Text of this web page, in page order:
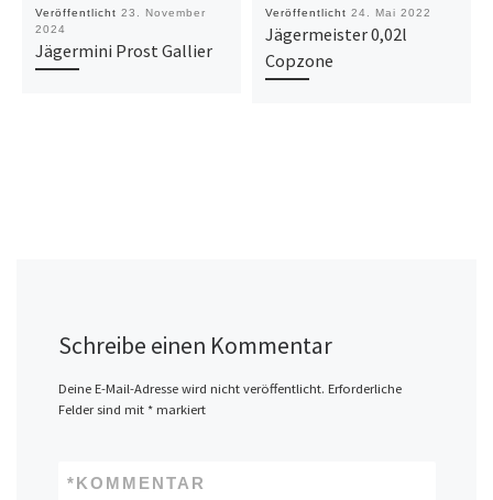
Veröffentlicht 23. November
2024
Jägermini Prost Gallier
Veröffentlicht 24. Mai 2022
Jägermeister 0,02l
Copzone
Schreibe einen Kommentar
Deine E-Mail-Adresse wird nicht veröffentlicht. Erforderliche
Felder sind mit *markiert
KOMMENTAR
*